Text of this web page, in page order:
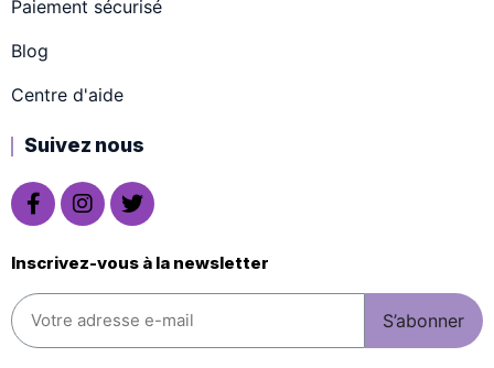
Paiement sécurisé
Blog
Centre d'aide
Suivez nous
Inscrivez-vous à la newsletter
S’abonner